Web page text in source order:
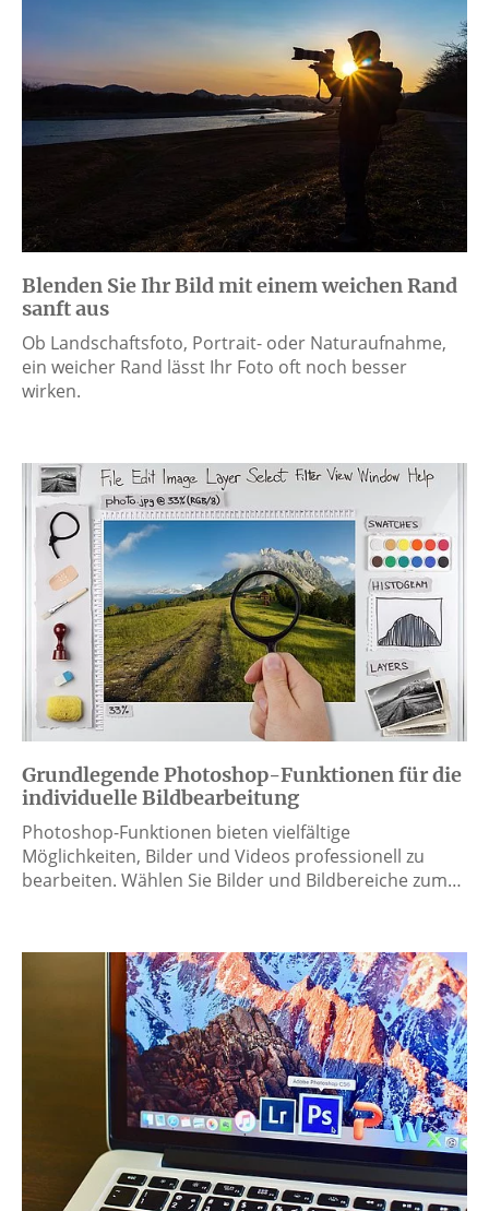
Blenden Sie Ihr Bild mit einem weichen Rand
sanft aus
Ob Landschaftsfoto, Portrait- oder Naturaufnahme,
ein weicher Rand lässt Ihr Foto oft noch besser
wirken.
Grundlegende Photoshop-Funktionen für die
individuelle Bildbearbeitung
Photoshop-Funktionen bieten vielfältige
Möglichkeiten, Bilder und Videos professionell zu
bearbeiten. Wählen Sie Bilder und Bildbereiche zum…